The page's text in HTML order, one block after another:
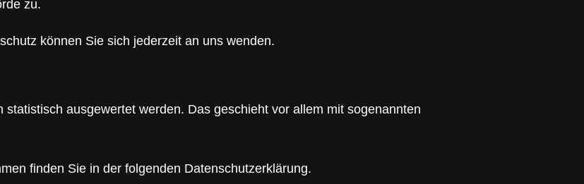
zu.
können Sie sich jederzeit an uns wenden.
ausgewertet werden. Das geschieht vor allem mit sogenannten
finden Sie in der folgenden Datenschutzerklärung.